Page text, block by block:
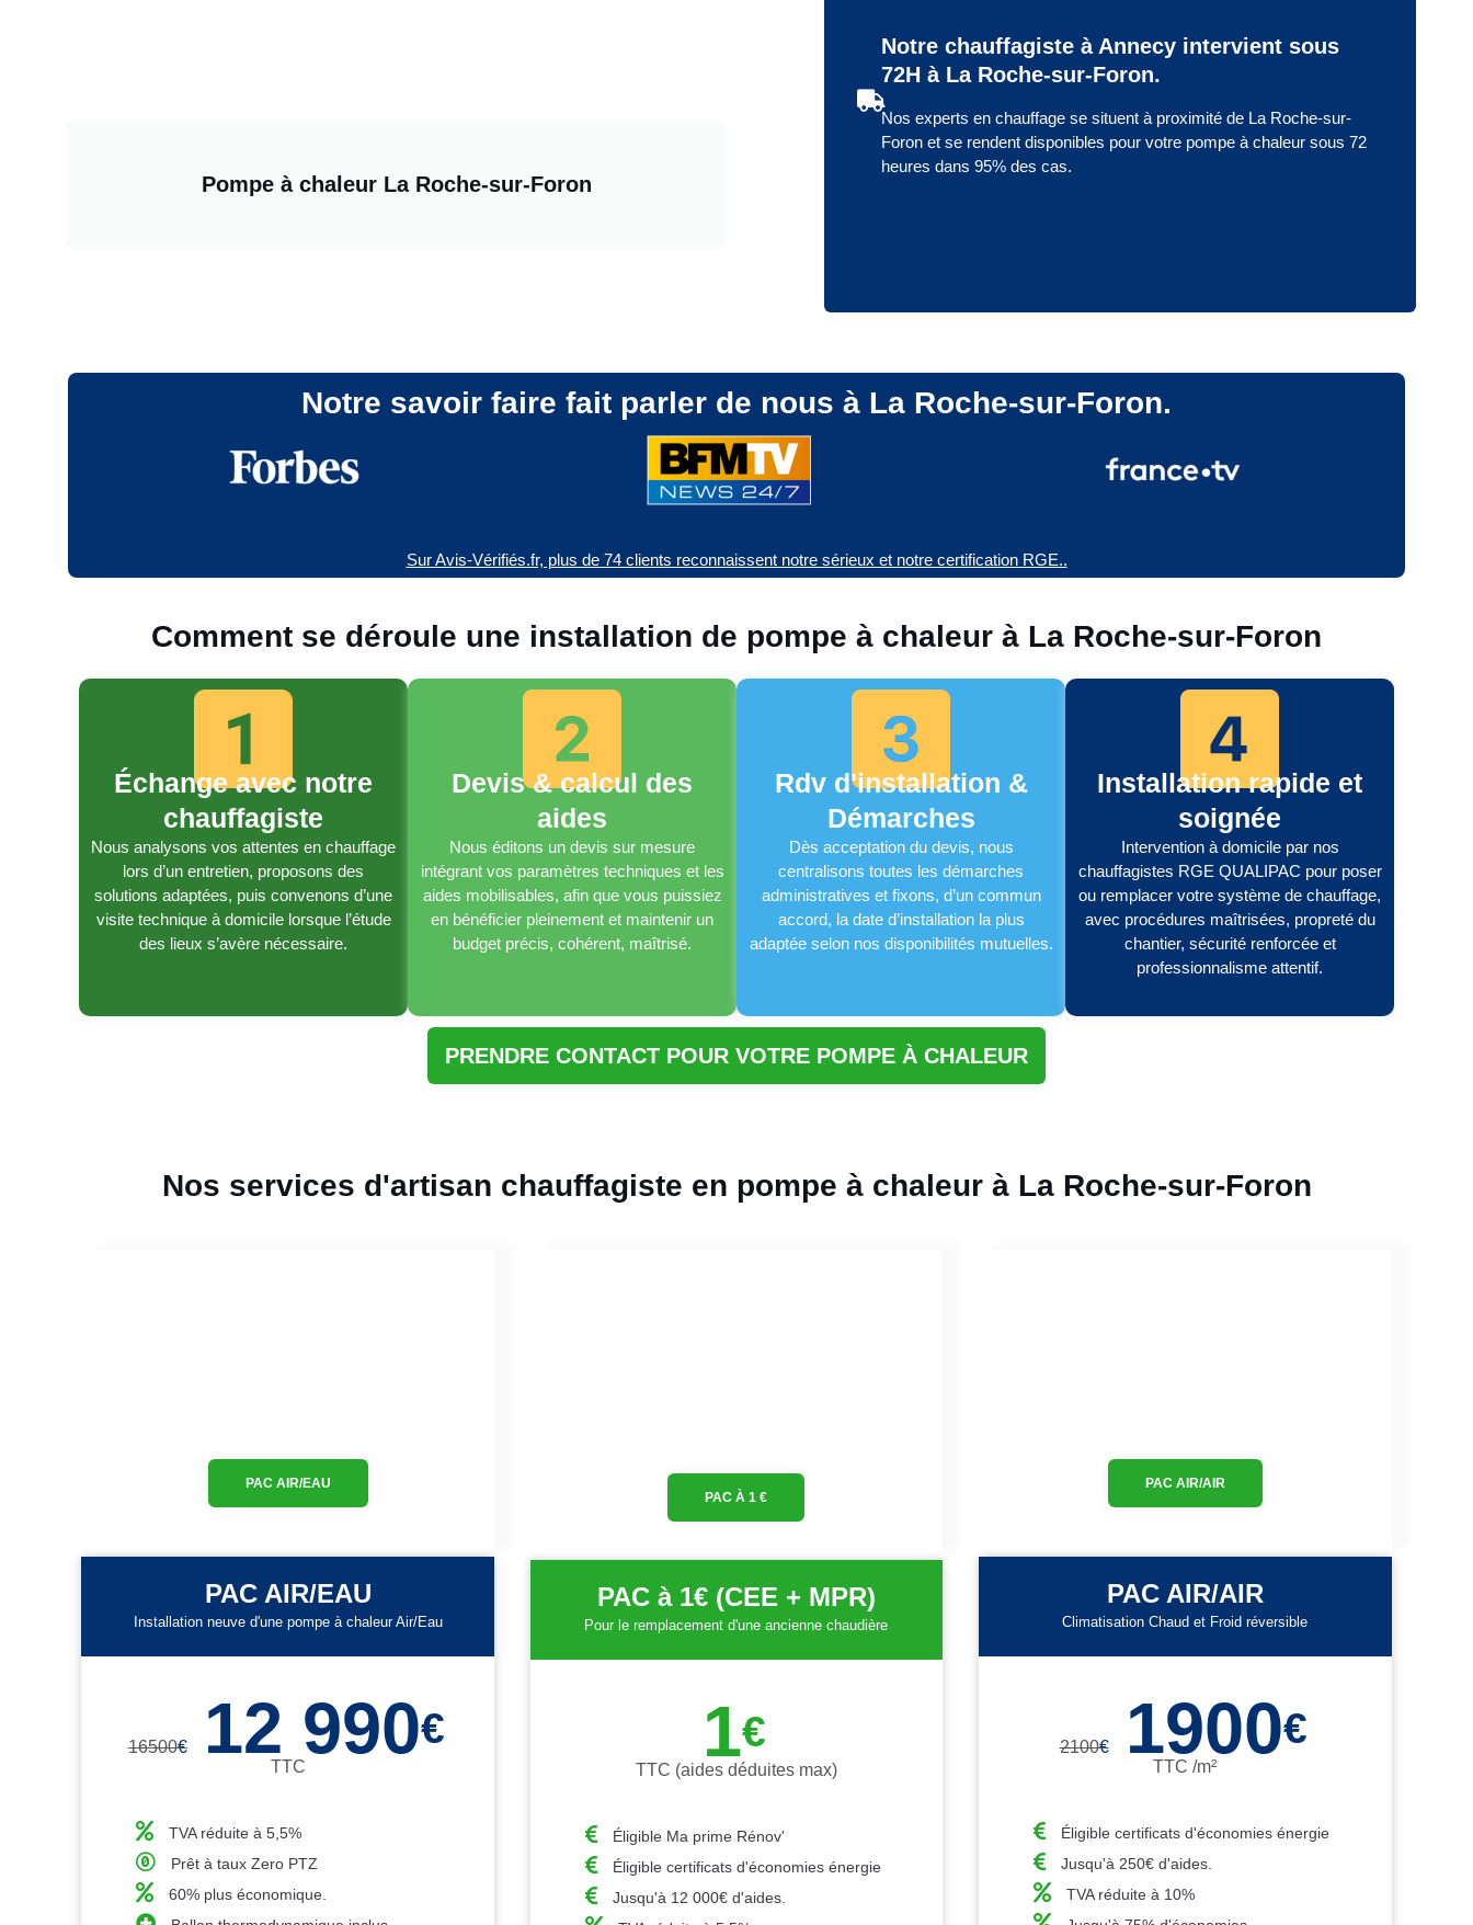
Pompe à chaleur La Roche-sur-Foron
Notre chauffagiste à Annecy intervient sous
72H à La Roche-sur-Foron.
Nos experts en chauffage se situent à proximité de La Roche-sur-
Foron et se rendent disponibles pour votre pompe à chaleur sous 72
heures dans 95% des cas.
Notre savoir faire fait parler de nous à La Roche-sur-Foron.
Sur Avis-Vérifiés.fr, plus de 74 clients reconnaissent notre sérieux et notre certification RGE..
Comment se déroule une installation de pompe à chaleur à La Roche-sur-Foron
Échange avec notre
chauffagiste
Nous analysons vos attentes en chauffage
lors d’un entretien, proposons des
solutions adaptées, puis convenons d’une
visite technique à domicile lorsque l’étude
des lieux s’avère nécessaire.
Devis & calcul des
aides
Nous éditons un devis sur mesure
intégrant vos paramètres techniques et les
aides mobilisables, afin que vous puissiez
en bénéficier pleinement et maintenir un
budget précis, cohérent, maîtrisé.
Rdv d'installation &
Démarches
Dès acceptation du devis, nous
centralisons toutes les démarches
administratives et fixons, d’un commun
accord, la date d’installation la plus
adaptée selon nos disponibilités mutuelles.
Installation rapide et
soignée
Intervention à domicile par nos
chauffagistes RGE QUALIPAC pour poser
ou remplacer votre système de chauffage,
avec procédures maîtrisées, propreté du
chantier, sécurité renforcée et
professionnalisme attentif.
PRENDRE CONTACT POUR VOTRE POMPE À CHALEUR
Nos services d'artisan chauffagiste en pompe à chaleur à La Roche-sur-Foron
PAC AIR/EAU
PAC AIR/EAU
Installation neuve d'une pompe à chaleur Air/Eau
16500€ 12 990€
TTC
TVA réduite à 5,5%
Prêt à taux Zero PTZ
60% plus économique.
PAC À 1 €
PAC à 1€ (CEE + MPR)
Pour le remplacement d'une ancienne chaudière
1€
TTC (aides déduites max)
Éligible Ma prime Rénov'
Éligible certificats d'économies énergie
Jusqu'à 12 000€ d'aides.
PAC AIR/AIR
PAC AIR/AIR
Climatisation Chaud et Froid réversible
2100€ 1900€
TTC /m²
Éligible certificats d'économies énergie
Jusqu'à 250€ d'aides.
TVA réduite à 10%